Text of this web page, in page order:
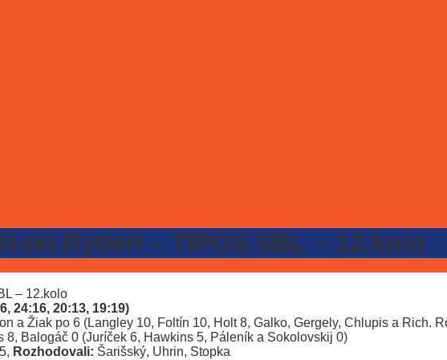
Rytieri – TIPOS SBL – 12.kolo
24:16, 20:13, 19:19)
a Žiak po 6 (Langley 10, Foltín 10, Holt 8, Galko, Gergely, Chlupis a Rich.
8, Balogáč 0 (Juríček 6, Hawkins 5, Páleník a Sokolovskij 0)
Rozhodovali: Šarišský, Uhrin, Stopka